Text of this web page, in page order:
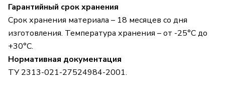
Гарантийный срок хранения
Срок хранения материала – 18 месяцев со дня
изготовления. Температура хранения – от -25°С до
+30°С.
Нормативная документация
ТУ 2313-021-27524984-2001.